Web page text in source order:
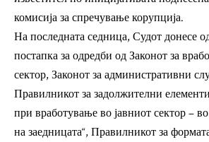
комисија за спречување корупција.
На последната седница, Судот донесе
постапка за одредби од Законот за
сектор, Законот за административни
Правилникот за задолжителни
при вработување во јавниот сектор –
на заедницата“, Правилникот за